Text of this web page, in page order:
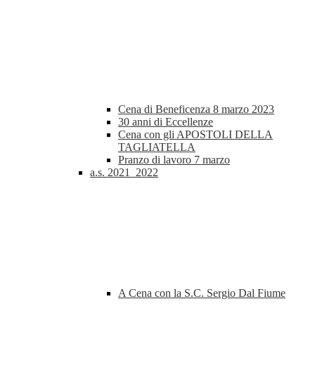
Cena di Beneficenza 8 marzo 2023
30 anni di Eccellenze
Cena con gli APOSTOLI DELLA
TAGLIATELLA
Pranzo di lavoro 7 marzo
a.s. 2021_2022
A Cena con la S.C. Sergio Dal Fiume